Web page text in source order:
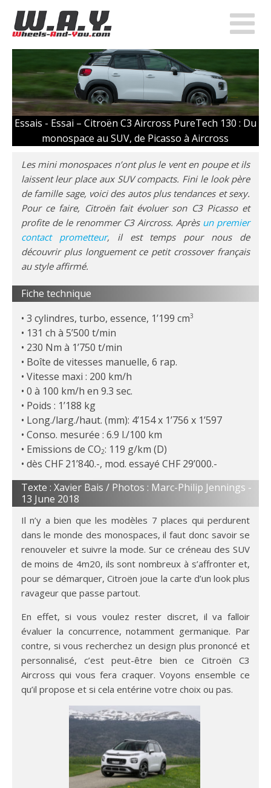
Essais - Essai – Citroën C3 Aircross PureTech 130 : Du
monospace au SUV, de Picasso à Aircross
Les mini monospaces n’ont plus le vent en poupe et ils
laissent leur place aux SUV compacts. Fini le look père
de famille sage, voici des autos plus tendances et sexy.
Pour ce faire, Citroën fait évoluer son C3 Picasso et
profite de le renommer C3 Aircross. Après un premier
contact prometteur, il est temps pour nous de
découvrir plus longuement ce petit crossover français
au style affirmé.
Fiche technique
3 cylindres, turbo, essence, 1’199 cm3
131 ch à 5’500 t/min
230 Nm à 1’750 t/min
Boîte de vitesses manuelle, 6 rap.
Vitesse maxi : 200 km/h
0 à 100 km/h en 9.3 sec.
Poids : 1’188 kg
Long./larg./haut. (mm): 4’154 x 1’756 x 1’597
Conso. mesurée : 6.9 l./100 km
Emissions de CO2: 119 g/km (D)
dès CHF 21’840.-, mod. essayé CHF 29’000.-
Texte : Xavier Bais / Photos : Marc-Philip Jennings -
13 June 2018
Il n’y a bien que les modèles 7 places qui perdurent
dans le monde des monospaces, il faut donc savoir se
renouveler et suivre la mode. Sur ce créneau des SUV
de moins de 4m20, ils sont nombreux à s’affronter et,
pour se démarquer, Citroën joue la carte d’un look plus
ravageur que passe partout.
En effet, si vous voulez rester discret, il va falloir
évaluer la concurrence, notamment germanique. Par
contre, si vous recherchez un design plus prononcé et
personnalisé, c’est peut-être bien ce Citroën C3
Aircross qui vous fera craquer. Voyons ensemble ce
qu’il propose et si cela entérine votre choix ou pas.